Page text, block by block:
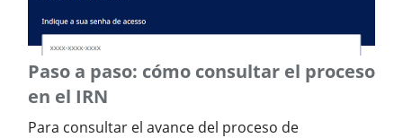
Paso a paso: cómo consultar el proceso
en el IRN
Para consultar el avance del proceso de